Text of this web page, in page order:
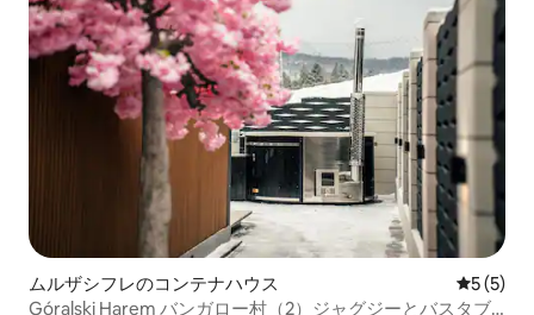
ムルザシフレのコンテナハウス レビュー
5 (5)
Góralski Harem バンガロー村（2）ジャグジーとバスタブ